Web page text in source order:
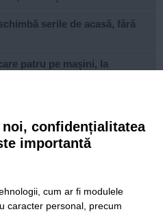
serile de acasă, fără
patru pe mașini, la
of God”, povestea
animale exotice
noi, confidențialitatea
importantă
cum ar fi modulele
caracter personal, precum